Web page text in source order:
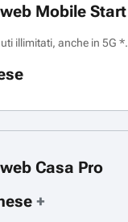
Mobile Start
illimitati, anche in 5G *.
Casa Pro
+